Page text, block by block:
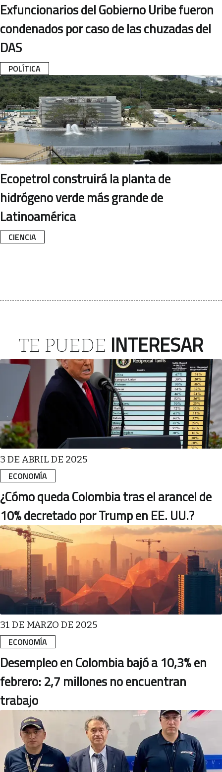
POLÍTICA
Exfuncionarios del Gobierno Uribe fueron
condenados por caso de las chuzadas del
DAS
CIENCIA
Ecopetrol construirá la planta de
hidrógeno verde más grande de
Latinoamérica
TE PUEDE INTERESAR
ECONOMÍA
3 DE ABRIL DE 2025
¿Cómo queda Colombia tras el arancel de
10% decretado por Trump en EE. UU.?
ECONOMÍA
31 DE MARZO DE 2025
Desempleo en Colombia bajó a 10,3% en
febrero: 2,7 millones no encuentran
trabajo